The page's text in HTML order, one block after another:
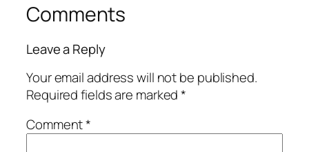
Comments
Leave a Reply
Your email address will not be published.
Required fields are marked*
Comment*